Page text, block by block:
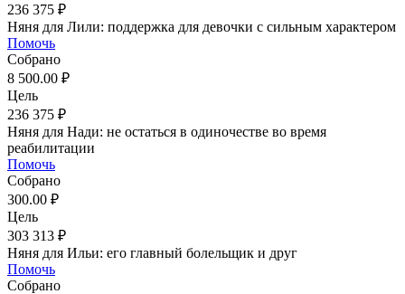
236 375 ₽
Няня для Лили: поддержка для девочки с сильным характером
Помочь
Собрано
8 500.00 ₽
Цель
236 375 ₽
Няня для Нади: не остаться в одиночестве во время
реабилитации
Помочь
Собрано
300.00 ₽
Цель
303 313 ₽
Няня для Ильи: его главный болельщик и друг
Помочь
Собрано